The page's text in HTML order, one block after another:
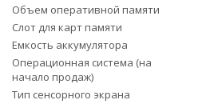
Объем оперативной памяти
Слот для карт памяти
Емкость аккумулятора
Операционная система (на
начало продаж)
Тип сенсорного экрана